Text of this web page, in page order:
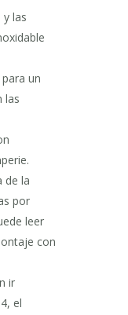
las
un
las
de la
por
leer
con
ir
el